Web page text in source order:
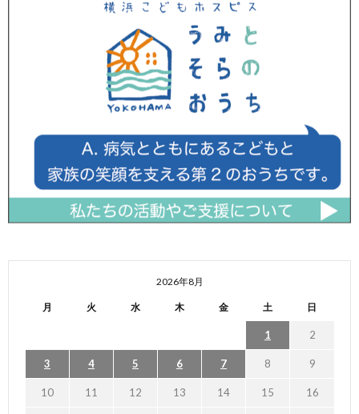
2026年8月
月 火 水 木 金 土 日
1 2
3 4 5 6 7 8 9
10 11 12 13 14 15 16